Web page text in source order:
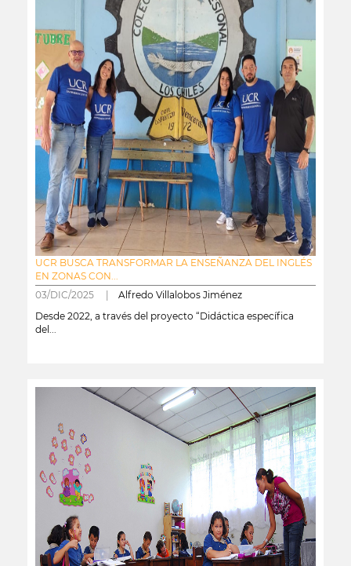
UCR BUSCA TRANSFORMAR LA ENSEÑANZA DEL INGLÉS
EN ZONAS CON...
03/DIC/2025 | Alfredo Villalobos Jiménez
Desde 2022, a través del proyecto “Didáctica específica
del...